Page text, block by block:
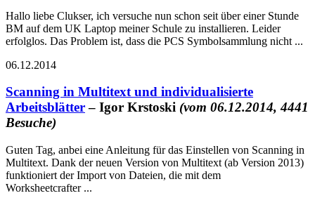
Hallo liebe Clukser, ich versuche nun schon seit über einer Stunde
BM auf dem UK Laptop meiner Schule zu installieren. Leider
erfolglos. Das Problem ist, dass die PCS Symbolsammlung nicht ...
06.12.2014
Scanning in Multitext und individualisierte
Arbeitsblätter– Igor Krstoski (vom 06.12.2014, 4441
Besuche)
Guten Tag, anbei eine Anleitung für das Einstellen von Scanning in
Multitext. Dank der neuen Version von Multitext (ab Version 2013)
funktioniert der Import von Dateien, die mit dem
Worksheetcrafter ...